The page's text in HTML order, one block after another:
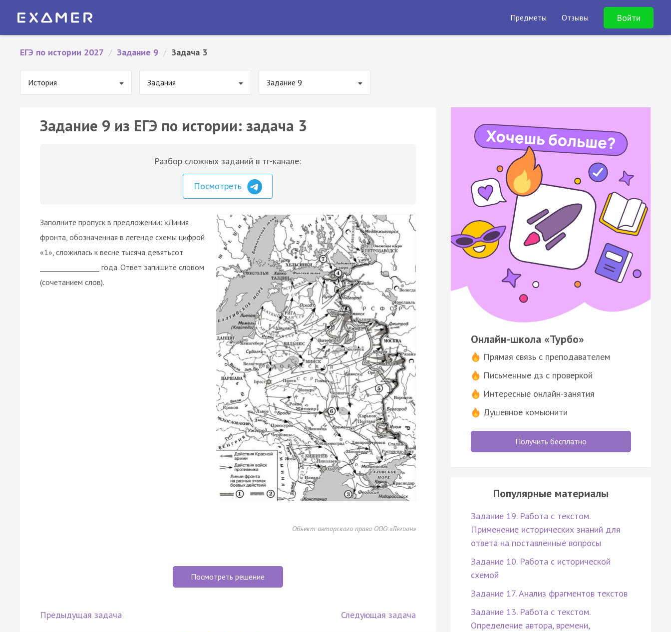
Предметы Отзывы Войти
ЕГЭ по истории 2027 / Задание 9 / Задача 3
История Задания Задание 9
Задание 9 из ЕГЭ по истории: задача 3
Разбор сложных заданий в тг-канале:
Посмотреть
Заполните пропуск в предложении: «Линия
фронта, обозначенная в легенде схемы цифрой
«1», сложилась к весне тысяча девятьсот
_________________ года. Ответ запишите словом
(сочетанием слов).
Объект авторского права ООО «Легион»
Посмотреть решение
Предыдущая задача Следующая задача
Онлайн-школа «Турбо»
Прямая связь с преподавателем
Письменные дз с проверкой
Интересные онлайн-занятия
Душевное комьюнити
Получить бесплатно
Популярные материалы
Задание 19. Работа с текстом.
Применение исторических знаний для
ответа на поставленные вопросы
Задание 10. Работа с исторической
схемой
Задание 17. Анализ фрагментов текстов
Задание 13. Работа с текстом.
Определение автора, времени,